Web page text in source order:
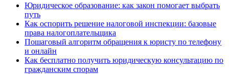
Юридическое образование: как закон помогает выбрать
путь
Как оспорить решение налоговой инспекции: базовые
права налогоплательщика
Пошаговый алгоритм обращения к юристу по телефону
и онлайн
Как бесплатно получить юридическую консультацию по
гражданским спорам